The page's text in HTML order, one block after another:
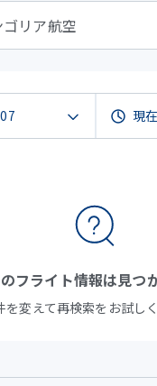
リア航空
フライト情報は見つ
を変えて再検索をお試しく